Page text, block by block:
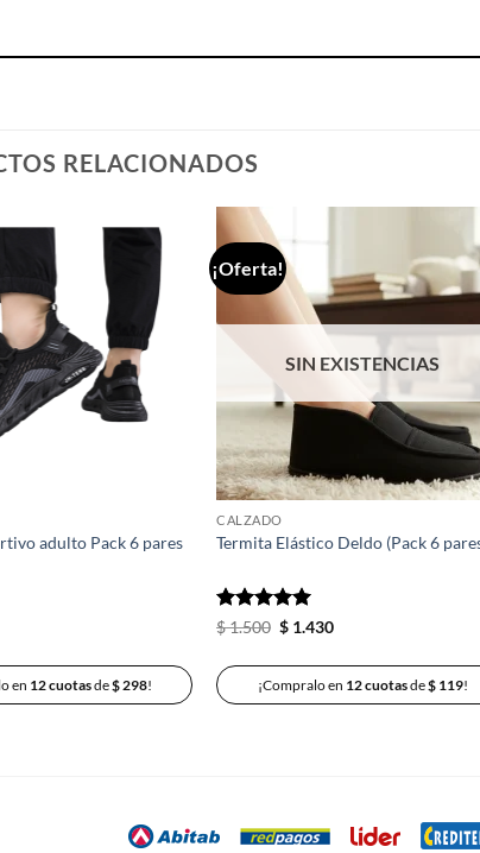
RELACIONADOS
Añadir
a la
lista de
deseos
adulto Pack 6 pares
en 12 cuotasde$298!
¡Oferta!
a la
SIN EXISTENCIAS
CALZADO
Termita Elástico Deldo (Pack 6
Valorado
$1.500 El
$ 1.500.
$ 1.430El
$ 1.430.
¡Compralo en 12 cuotasde$119!